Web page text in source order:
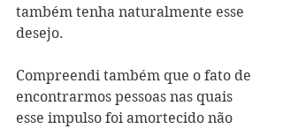
também tenha naturalmente esse
desejo.
Compreendi também que o fato de
encontrarmos pessoas nas quais
esse impulso foi amortecido não